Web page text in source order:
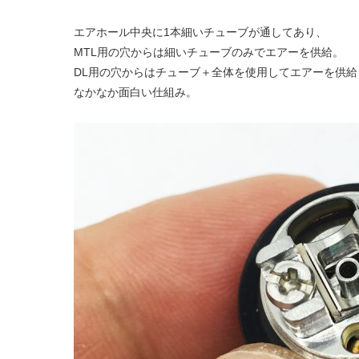
エアホール中央に1本細いチューブが通してあり、
MTL用の穴からは細いチューブのみでエアーを供給。
DL用の穴からはチューブ＋全体を使用してエアーを供
なかなか面白い仕組み。